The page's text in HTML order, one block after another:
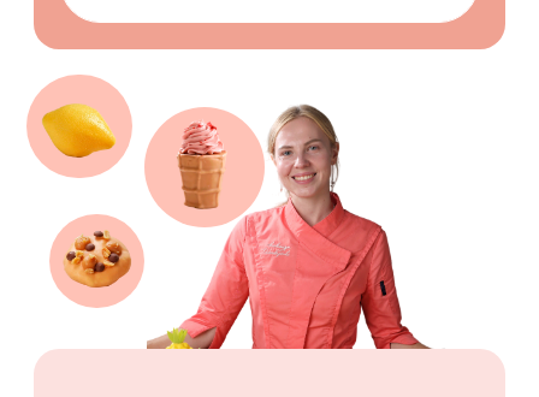
образца
15.990 ₽
24.990 ₽
в рассрочку без переплат на 12 месяцев
выгода
9000р
ПОЛНАЯ ПРОГРАММА
ЗАПИСАТЬСЯ